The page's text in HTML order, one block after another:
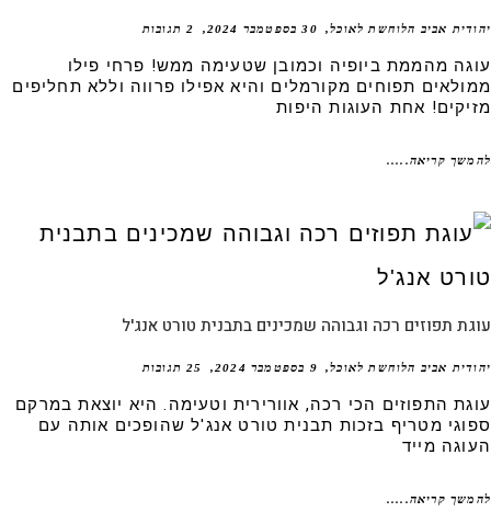
אביב הלוחשת לאוכל 30 בספטמבר 2024 2 תגובות
מהממת ביופיה וכמובן שטעימה ממש! פרחי פילו
תפוחים מקורמלים והיא אפילו פרווה וללא תחליפים
אחת העוגות היפות
קריאה.....
תפוזים רכה וגבוהה שמכינים בתבנית טורט אנג'ל
אביב הלוחשת לאוכל 9 בספטמבר 2024 25 תגובות
התפוזים הכי רכה, אוורירית וטעימה. היא יוצאת במרקם
מטריף בזכות תבנית טורט אנג'ל שהופכים אותה עם
מייד
קריאה.....